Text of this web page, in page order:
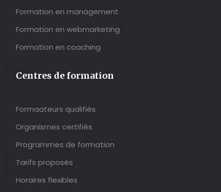
Formation en management
Formation en webmarketing
Formation en coaching
Centres de formation
Formaateurs qualifiés
Organismes certifiés
Programmes de formation
Tarifs proposés
Horaires flexibles